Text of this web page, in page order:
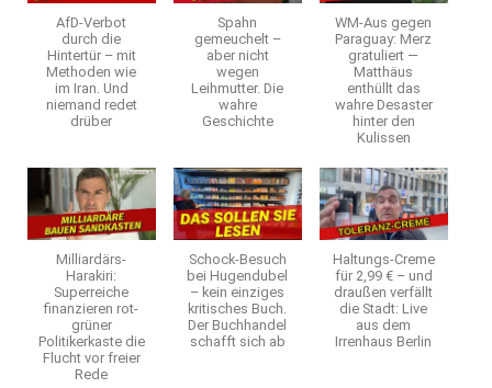
AfD-Verbot
durch die
Hintertür – mit
Methoden wie
im Iran. Und
niemand redet
drüber
Spahn
gemeuchelt –
aber nicht
wegen
Leihmutter. Die
wahre
Geschichte
WM-Aus gegen
Paraguay: Merz
gratuliert —
Matthäus
enthüllt das
wahre Desaster
hinter den
Kulissen
Milliardärs-
Harakiri:
Superreiche
finanzieren rot-
grüner
Politikerkaste die
Flucht vor freier
Rede
Schock-Besuch
bei Hugendubel
– kein einziges
kritisches Buch.
Der Buchhandel
schafft sich ab
Haltungs-Creme
für 2,99 € – und
draußen verfällt
die Stadt: Live
aus dem
Irrenhaus Berlin